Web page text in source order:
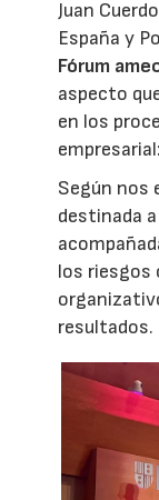
Juan
España y
Fórum
aspecto
en los
Según nos
destinada
los riesgos
resultados.